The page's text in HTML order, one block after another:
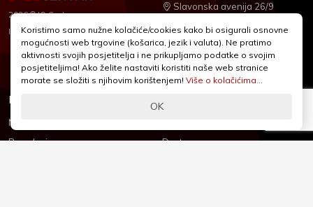
2026 © IQ Centar
Izrada:Nubilus
Informacije
Novosti & Promocije
Brandovi
Podrška
Dostava
Slavonska avenija 26/9
+385 1 2455 950
webshop@iqcentar.hr
Pon - Pet od 9 - 17h
Koristimo samo nužne kolačiće/cookies kako bi osigurali osnovne
mogućnosti web trgovine (košarica, jezik i valuta). Ne pratimo
aktivnosti svojih posjetitelja i ne prikupljamo podatke o svojim
posjetiteljima! Ako želite nastaviti koristiti naše web stranice
morate se složiti s njihovim korištenjem! Više o kolačićima...
OK